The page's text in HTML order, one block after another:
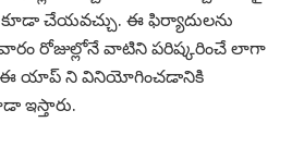
చేయవచ్చు. ఈ ఫిర్యాదులను
వారం రోజుల్లోనే వాటిని పరిష్కరించే లాగా
ఈ యాప్ ని వినియోగించడానికి
ఇస్తారు.